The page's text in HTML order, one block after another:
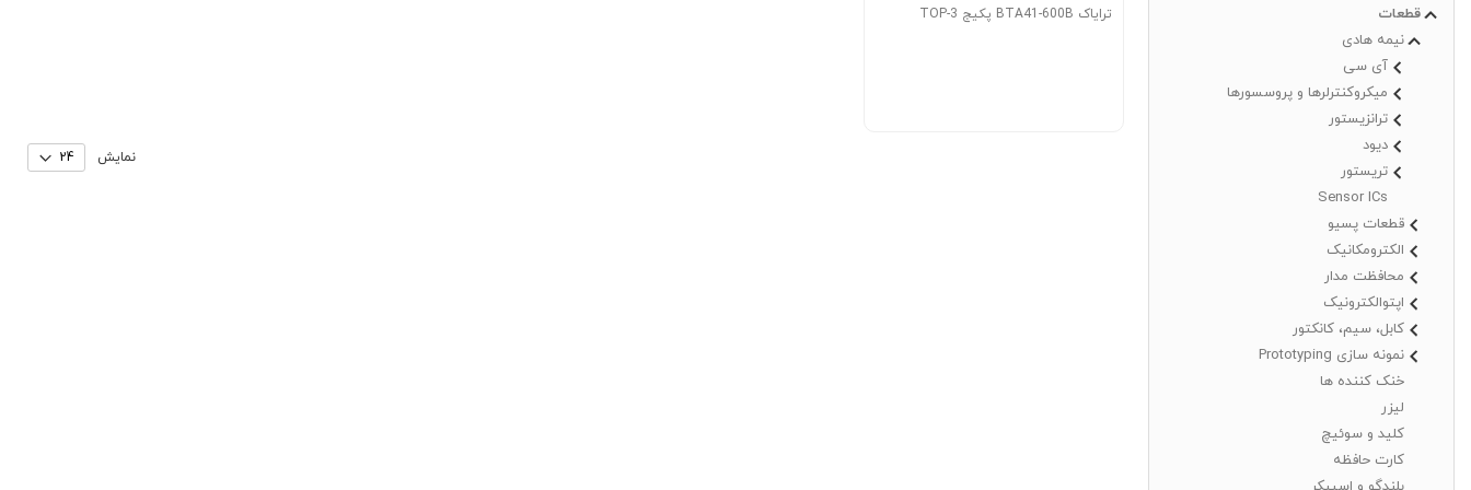
ترایاک BTA41-600B پکیج TOP-3
نمایش
قطعات
نیمه هادی
آی سی
میکروکنترلرها و پروسسورها
ترانزیستور
دیود
تریستور
Sensor ICs
قطعات پسیو
الکترومکانیک
محافظت مدار
اپتوالکترونیک
کابل، سیم، کانکتور
نمونه سازی Prototyping
خنک کننده ها
لیزر
کلید و سوئیچ
کارت حافظه